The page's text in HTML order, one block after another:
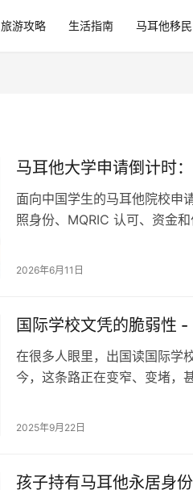
旅游攻略 生活指南 马耳他移民
马耳他大学申请倒计时
面向中国学生的马耳他院校申
照身份、MQRIC 认可、资金和
2026年6月11日
国际学校文凭的脆弱性
在很多人眼里，出国读国际学
今，这条路正在变窄、变堵，
昂学费与文凭贬值之间的“剪
2025年9月22日
孩子持有马耳他永居身